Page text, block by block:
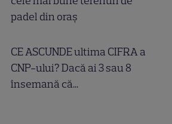
padel din oraș
CE ASCUNDE ultima CIFRA a
CNP-ului? Dacă ai 3 sau 8
însemană că...